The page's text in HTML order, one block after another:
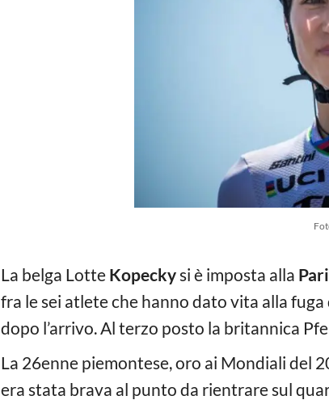
La belga Lotte Kopeckysi è imposta alla
fra le sei atlete che hanno dato vita alla
dopo l’arrivo. Al terzo posto la britannica
La 26enne piemontese, oro ai Mondiali del
era stata brava al punto da rientrare sul